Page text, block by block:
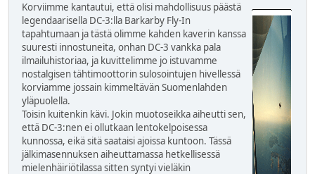
Korviimme kantautui, että olisi mahdollisuus päästä
legendaarisella DC-3:lla Barkarby Fly-In
tapahtumaan ja tästä olimme kahden kaverin kanssa
suuresti innostuneita, onhan DC-3 vankka pala
ilmailuhistoriaa, ja kuvittelimme jo istuvamme
nostalgisen tähtimoottorin sulosointujen hivellessä
korviamme jossain kimmeltävän Suomenlahden
yläpuolella.
Toisin kuitenkin kävi. Jokin muotoseikka aiheutti sen,
että DC-3:nen ei ollutkaan lentokelpoisessa
kunnossa, eikä sitä saataisi ajoissa kuntoon. Tässä
jälkimasennuksen aiheuttamassa hetkellisessä
mielenhäiriötilassa sitten syntyi vieläkin